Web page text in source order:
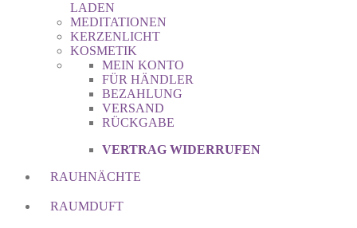
LADEN
MEDITATIONEN
KERZENLICHT
KOSMETIK
MEIN KONTO
FÜR HÄNDLER
BEZAHLUNG
VERSAND
RÜCKGABE
VERTRAG WIDERRUFEN
RAUHNÄCHTE
RAUMDUFT